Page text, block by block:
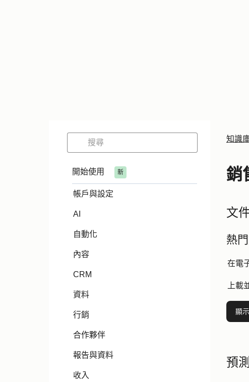
開始使用 新
帳戶與設定
AI
自動化
內容
CRM
資料
行銷
合作夥伴
報告與資料
收入
知識
銷
文
熱
在電
上載
顯
預測